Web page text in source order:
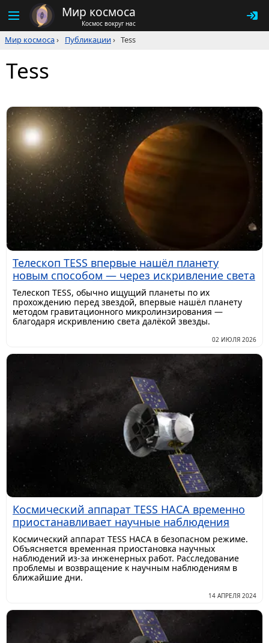
Мир космоса
Космос вокруг нас
Мир космоса› Публикации› Tess
Tess
Телескоп TESS впервые нашёл планету
новым способом — через искривление света
Телескоп TESS, обычно ищущий планеты по их
прохождению перед звездой, впервые нашёл планету
методом гравитационного микролинзирования —
благодаря искривлению света далёкой звезды.
02 ИЮЛЯ 2026
Космический аппарат TESS НАСА временно
приостанавливает научные наблюдения
Космический аппарат TESS НАСА в безопасном режиме.
Объясняется временная приостановка научных
наблюдений из-за инженерных работ. Расследование
проблемы и возвращение к научным наблюдениям в
ближайшие дни.
14 АПРЕЛЯ 2024